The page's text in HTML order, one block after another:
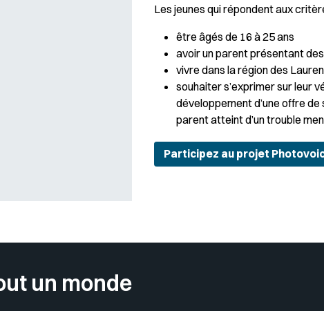
Les jeunes qui répondent aux
être âgés de 16 à 25 ans
avoir un parent présentant
vivre dans la région des
souhaiter s’exprimer sur leur
développement d’une offre
parent atteint d’un trouble
Participez au projet
Insérer
un monde